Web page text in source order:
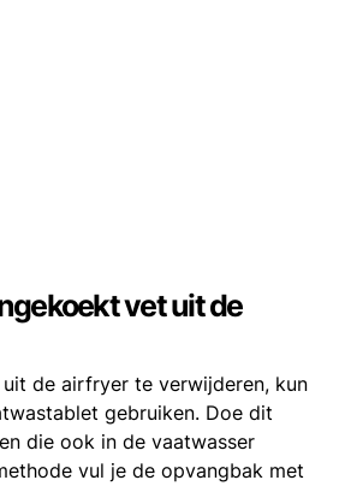
vet uit de
de airfryer te verwijderen, kun
gebruiken. Doe dit
die ook in de vaatwasser
vul je de opvangbak met